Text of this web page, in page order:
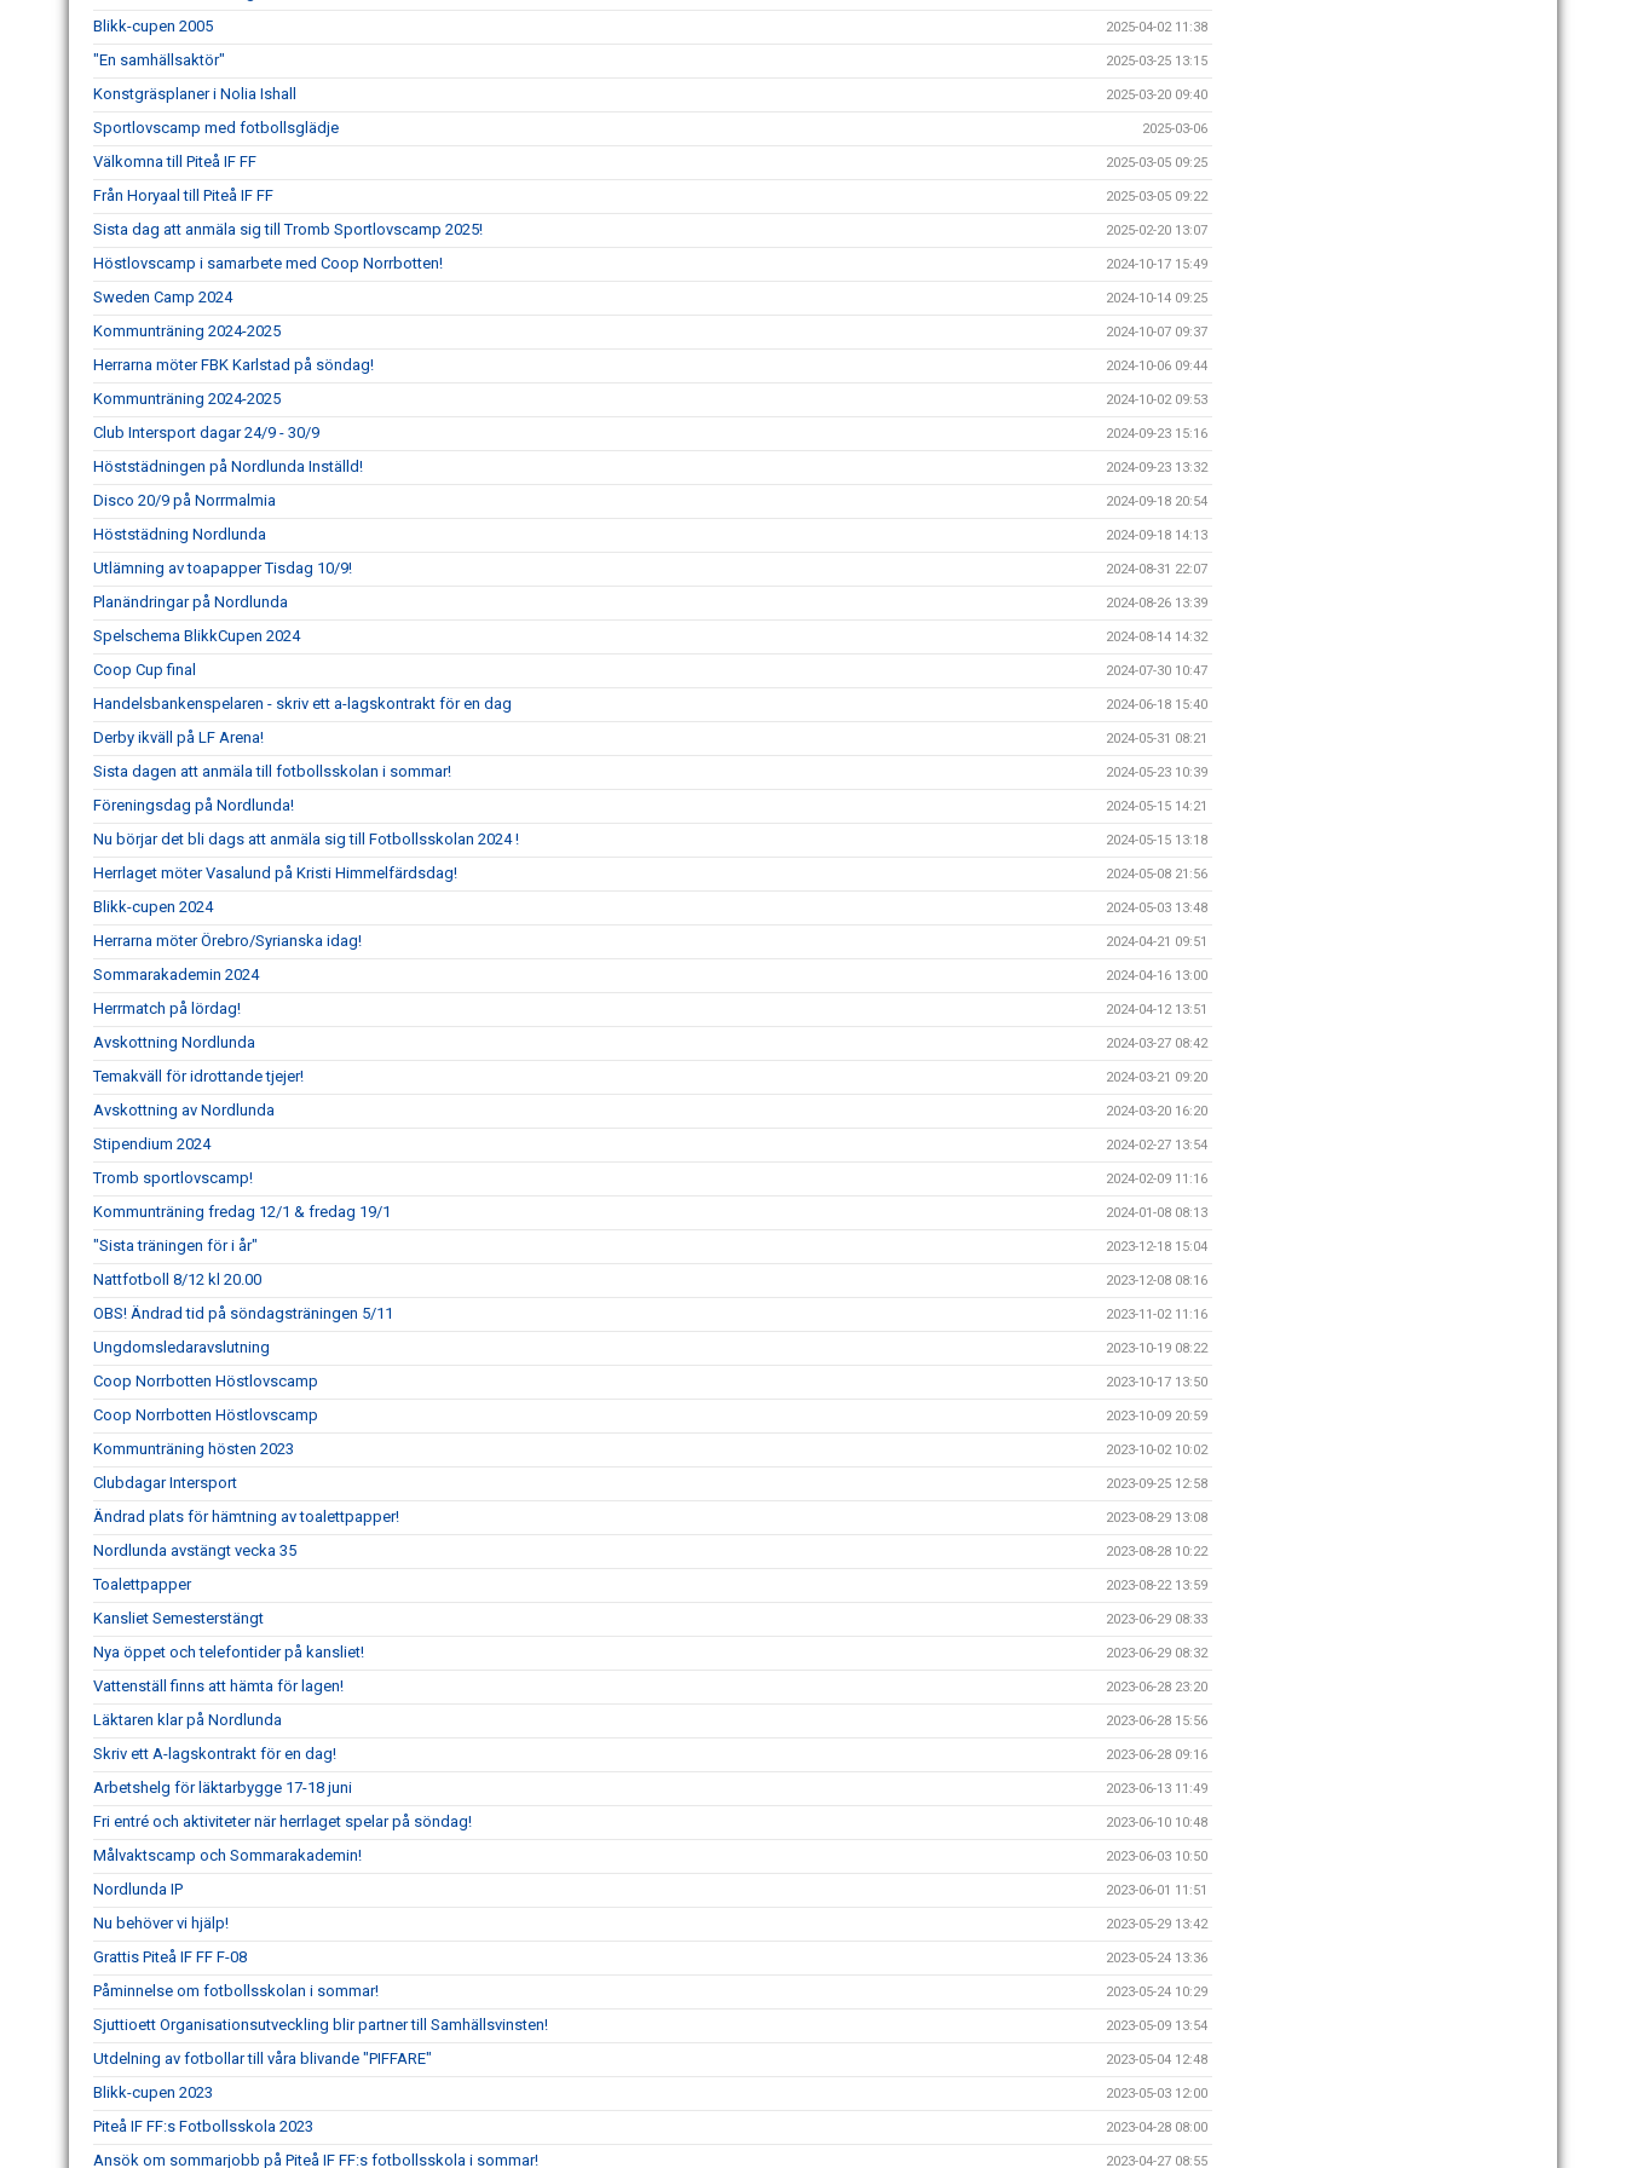
Blikk-cupen 2005 2025-04-02 11:38
"En samhällsaktör" 2025-03-25 13:15
Konstgräsplaner i Nolia Ishall 2025-03-20 09:40
Sportlovscamp med fotbollsglädje 2025-03-06
Välkomna till Piteå IF FF 2025-03-05 09:25
Från Horyaal till Piteå IF FF 2025-03-05 09:22
Sista dag att anmäla sig till Tromb Sportlovscamp 2025! 2025-02-20 13:07
Höstlovscamp i samarbete med Coop Norrbotten! 2024-10-17 15:49
Sweden Camp 2024 2024-10-14 09:25
Kommunträning 2024-2025 2024-10-07 09:37
Herrarna möter FBK Karlstad på söndag! 2024-10-06 09:44
Kommunträning 2024-2025 2024-10-02 09:53
Club Intersport dagar 24/9 - 30/9 2024-09-23 15:16
Höststädningen på Nordlunda Inställd! 2024-09-23 13:32
Disco 20/9 på Norrmalmia 2024-09-18 20:54
Höststädning Nordlunda 2024-09-18 14:13
Utlämning av toapapper Tisdag 10/9! 2024-08-31 22:07
Planändringar på Nordlunda 2024-08-26 13:39
Spelschema BlikkCupen 2024 2024-08-14 14:32
Coop Cup final 2024-07-30 10:47
Handelsbankenspelaren - skriv ett a-lagskontrakt för en dag 2024-06-18 15:40
Derby ikväll på LF Arena! 2024-05-31 08:21
Sista dagen att anmäla till fotbollsskolan i sommar! 2024-05-23 10:39
Föreningsdag på Nordlunda! 2024-05-15 14:21
Nu börjar det bli dags att anmäla sig till Fotbollsskolan 2024 ! 2024-05-15 13:18
Herrlaget möter Vasalund på Kristi Himmelfärdsdag! 2024-05-08 21:56
Blikk-cupen 2024 2024-05-03 13:48
Herrarna möter Örebro/Syrianska idag! 2024-04-21 09:51
Sommarakademin 2024 2024-04-16 13:00
Herrmatch på lördag! 2024-04-12 13:51
Avskottning Nordlunda 2024-03-27 08:42
Temakväll för idrottande tjejer! 2024-03-21 09:20
Avskottning av Nordlunda 2024-03-20 16:20
Stipendium 2024 2024-02-27 13:54
Tromb sportlovscamp! 2024-02-09 11:16
Kommunträning fredag 12/1 & fredag 19/1 2024-01-08 08:13
"Sista träningen för i år" 2023-12-18 15:04
Nattfotboll 8/12 kl 20.00 2023-12-08 08:16
OBS! Ändrad tid på söndagsträningen 5/11 2023-11-02 11:16
Ungdomsledaravslutning 2023-10-19 08:22
Coop Norrbotten Höstlovscamp 2023-10-17 13:50
Coop Norrbotten Höstlovscamp 2023-10-09 20:59
Kommunträning hösten 2023 2023-10-02 10:02
Clubdagar Intersport 2023-09-25 12:58
Ändrad plats för hämtning av toalettpapper! 2023-08-29 13:08
Nordlunda avstängt vecka 35 2023-08-28 10:22
Toalettpapper 2023-08-22 13:59
Kansliet Semesterstängt 2023-06-29 08:33
Nya öppet och telefontider på kansliet! 2023-06-29 08:32
Vattenställ finns att hämta för lagen! 2023-06-28 23:20
Läktaren klar på Nordlunda 2023-06-28 15:56
Skriv ett A-lagskontrakt för en dag! 2023-06-28 09:16
Arbetshelg för läktarbygge 17-18 juni 2023-06-13 11:49
Fri entré och aktiviteter när herrlaget spelar på söndag! 2023-06-10 10:48
Målvaktscamp och Sommarakademin! 2023-06-03 10:50
Nordlunda IP 2023-06-01 11:51
Nu behöver vi hjälp! 2023-05-29 13:42
Grattis Piteå IF FF F-08 2023-05-24 13:36
Påminnelse om fotbollsskolan i sommar! 2023-05-24 10:29
Sjuttioett Organisationsutveckling blir partner till Samhällsvinsten! 2023-05-09 13:54
Utdelning av fotbollar till våra blivande "PIFFARE" 2023-05-04 12:48
Blikk-cupen 2023 2023-05-03 12:00
Piteå IF FF:s Fotbollsskola 2023 2023-04-28 08:00
Ansök om sommarjobb på Piteå IF FF:s fotbollsskola i sommar! 2023-04-27 08:55